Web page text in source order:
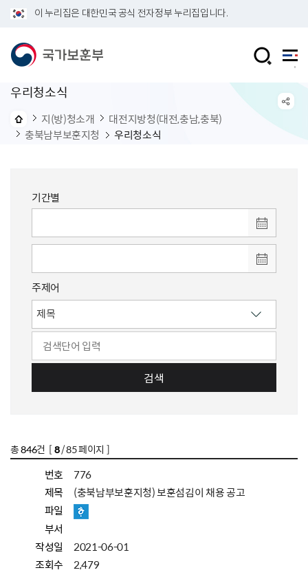
이 누리집은 대한민국 공식 전자정부 누리집입니다.
우리청소식
지(방)청소개
대전지방청(대전,충남,충북)
충북남부보훈지청
우리청소식
기간별
주제어
검색
총846건 [8/ 85 페이지 ]
번호
776
제목
(충북남부보훈지청) 보훈섬김이 채용 공고
파일
부서
작성일
2021-06-01
조회수
2,479